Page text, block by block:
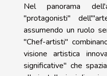
Nel panorama
"protagonisti"
assumendo un ruolo
"Chef-artisti"
visione artistica
significative" che